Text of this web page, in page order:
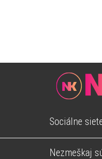
Sociálne
Nezmeškaj